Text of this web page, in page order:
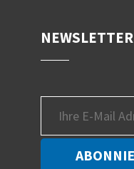
NEWSLETTER